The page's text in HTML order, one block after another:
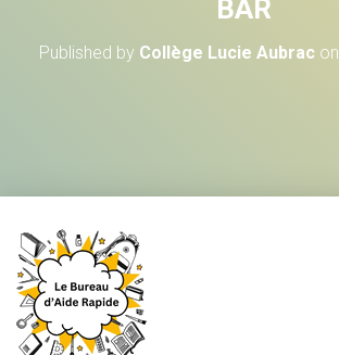
BAR
Published by Collège Lucie Aubracon